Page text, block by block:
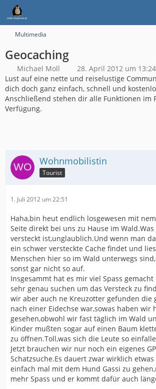
Multimedia
Geocaching
Michael Moll
28. April 2012 um 13:24
Lust auf eine nette und reiselustige
dich doch ganz einfach, schnell und
Anschließend stehen dir alle Funktionen im
Verfügung.
Wohnmobilistin
Tourist
1. Juli 2012 um 22:51
Haha,bin heut endlich losgewesen mit
Seite direkt bei uns zu Hause im Wald.Was
versteckt ist,unglaublich.Und wenn man
ein schwer versteckte Cache findet und
Menschen hier so im Wald unterwegs
sonst gar nicht so auf.
Insgesammt hat es mir viel Spass
sehr genau suchen um das Versteck zu
wir aber auch ne Kreuzotter gefunden die
nach einer Eidechse war,sowas haben wir
gesehen,obwohl wir fast täglich im Wald
Kinder mußten sogar auf einen Baum
zu öffnen.Toll,was sich die Leute so
Jetzt brauchen wir nur noch ein eigenes
Schatzsuche.Es dauert zwar wirklich
einfach mal mit dem Hund Gassi zu
mehr Spass und er kommt dafür auch